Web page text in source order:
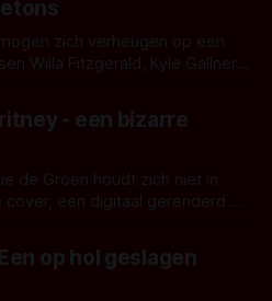
zich verheugen op een
Willa Fitzgerald, Kyle Gallner
feature waarvoor de
- een bizarre
de Groen houdt zich niet in
een digitaal gerenderd en
maar onheilspellends,
De Groen met ieder woord
op hol geslagen